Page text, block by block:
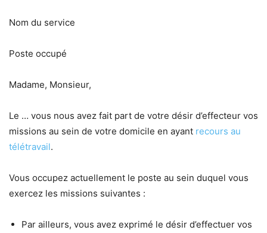
Nom du service
Poste occupé
Madame, Monsieur,
Le … vous nous avez fait part de votre désir d’effecteur vos
missions au sein de votre domicile en ayant recours au
télétravail.
Vous occupez actuellement le poste au sein duquel vous
exercez les missions suivantes :
Par ailleurs, vous avez exprimé le désir d’effectuer vos